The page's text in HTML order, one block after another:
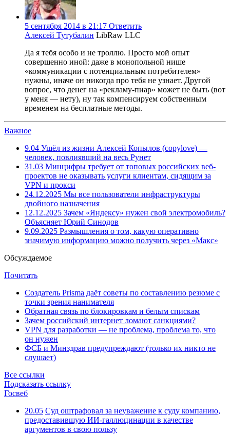
5 сентября 2014 в 21:17 Ответить
Алексей Тутубалин LibRaw LLC
Да я тебя особо и не троллю. Просто мой опыт
совершенно иной: даже в монопольной нише
«коммуникации с потенциальным потребителем»
нужны, иначе он никогда про тебя не узнает. Другой
вопрос, что денег на «рекламу-пиар» может не быть (вот
у меня — нету), ну так компенсируем собственным
временем на бесплатные методы.
Важное
9.04 Ушёл из жизни Алексей Копылов (copylove) —
человек, повлиявший на весь Рунет
31.03 Минцифры требует от топовых российских веб-
проектов не оказывать услуги клиентам, сидящим за
VPN и прокси
24.12.2025 Мы все пользователи инфраструктуры
двойного назначения
12.12.2025 Зачем «Яндексу» нужен свой электромобиль?
Объясняет Юрий Синодов
9.09.2025 Размышления о том, какую оперативно
значимую информацию можно получить через «Макс»
Обсуждаемое
Почитать
Создатель Prisma даёт советы по составлению резюме с
точки зрения нанимателя
Обратная связь по блокировкам и белым спискам
Зачем российский интернет ломают санкциями?
VPN для разработки — не проблема, проблема то, что
он нужен
ФСБ и Минздрав предупреждают (только их никто не
слушает)
Все ссылки
Подсказать ссылку
Госвеб
20.05 Суд оштрафовал за неуважение к суду компанию,
предоставившую ИИ-галлюцинации в качестве
аргументов в свою пользу